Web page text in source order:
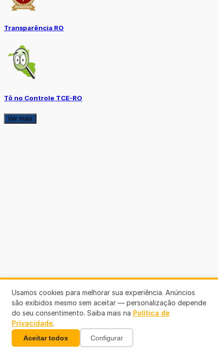
Transparência RO
Tô no Controle TCE-RO
Ver mais
Usamos cookies para melhorar sua experiência. Anúncios
são exibidos mesmo sem aceitar — personalização depende
do seu consentimento. Saiba mais na Política de
Privacidade.
Aceitar todos Configurar